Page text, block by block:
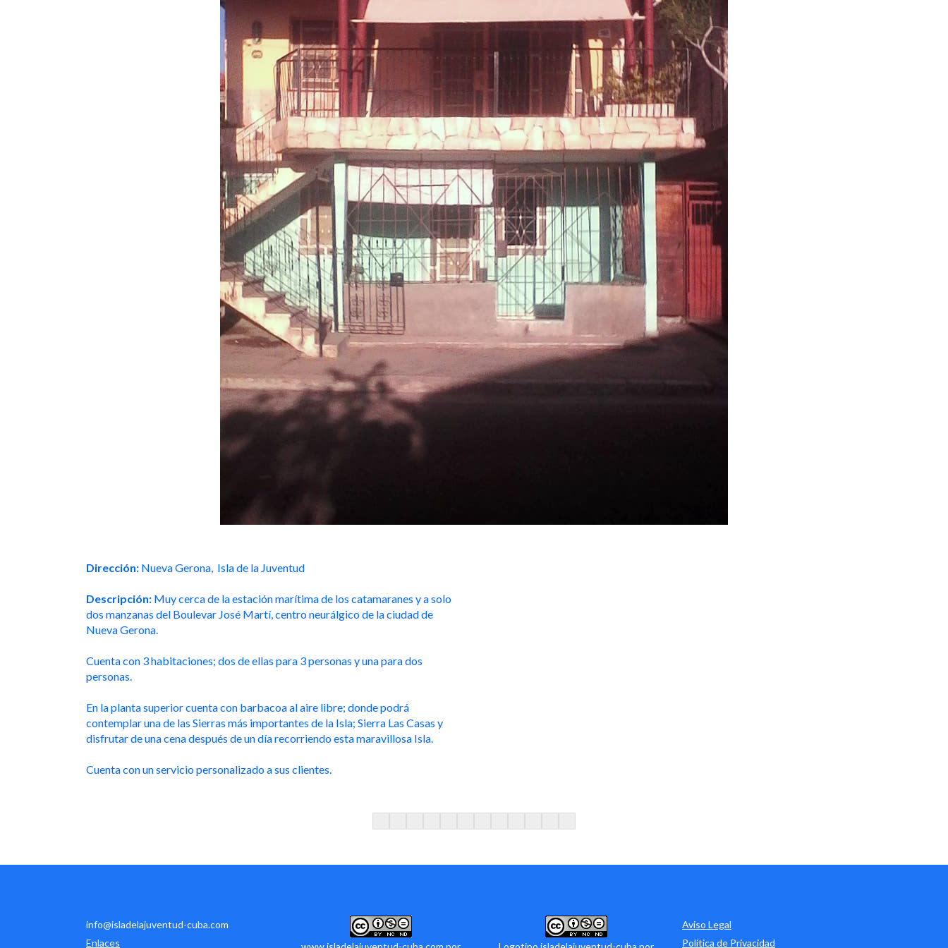
Dirección: Nueva Gerona, Isla de la Juventud
Descripción: Muy cerca de la estación marítima de los catamaranes y a solo
dos manzanas del Boulevar José Martí, centro neurálgico de la ciudad de
Nueva Gerona.
Cuenta con 3 habitaciones; dos de ellas para 3 personas y una para dos
personas.
En la planta superior cuenta con barbacoa al aire libre; donde podrá
contemplar una de las Sierras más importantes de la Isla; Sierra Las Casas y
disfrutar de una cena después de un día recorriendo esta maravillosa Isla.
Cuenta con un servicio personalizado a sus clientes.
info@isladelajuventud-cuba.com
Enlaces
Aviso Legal
Política de Privacidad